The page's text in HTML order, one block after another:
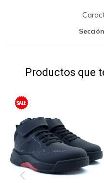
Sección
Productos que